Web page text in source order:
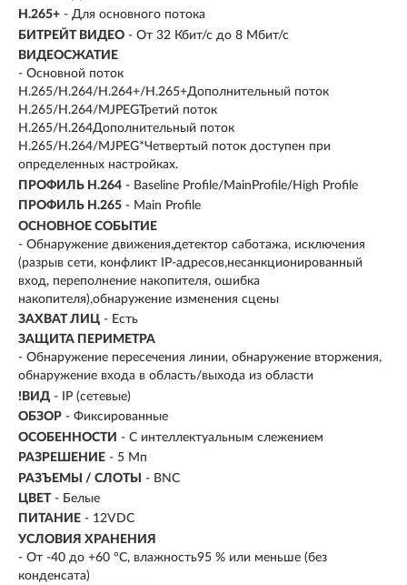
H.265+ - Для основного потока
БИТРЕЙТ ВИДЕО - От 32 Кбит/с до 8 Мбит/с
ВИДЕОСЖАТИЕ
- Основной поток
H.265/H.264/H.264+/H.265+Дополнительный поток
H.265/H.264/MJPEGТретий поток
H.265/H.264Дополнительный поток
H.265/H.264/MJPEG*Четвертый поток доступен при
определенных настройках.
ПРОФИЛЬ H.264 - Baseline Profile/MainProfile/High Profile
ПРОФИЛЬ H.265 - Main Profile
ОСНОВНОЕ СОБЫТИЕ
- Обнаружение движения,детектор саботажа, исключения
(разрыв сети, конфликт IP-адресов,несанкционированный
вход, переполнение накопителя, ошибка
накопителя),обнаружение изменения сцены
ЗАХВАТ ЛИЦ - Есть
ЗАЩИТА ПЕРИМЕТРА
- Обнаружение пересечения линии, обнаружение вторжения,
обнаружение входа в область/выхода из области
!ВИД - IP (сетевые)
ОБЗОР - Фиксированные
ОСОБЕННОСТИ - С интеллектуальным слежением
РАЗРЕШЕНИЕ - 5 Мп
РАЗЪЕМЫ / СЛОТЫ
- BNC
ЦВЕТ - Белые
ПИТАНИЕ - 12VDC
УСЛОВИЯ ХРАНЕНИЯ
- От -40 до +60 °C, влажность95 % или меньше (без
конденсата)